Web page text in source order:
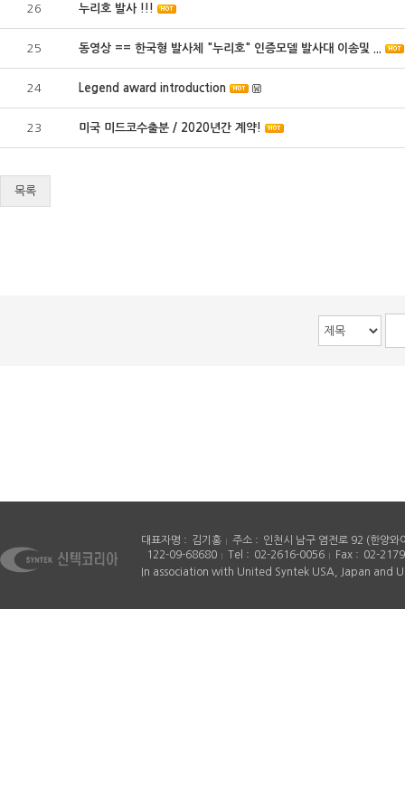
26 누리호 발사 !!!
25 동영상 == 한국형 발사체 "누리호" 인증모델 발사대 이송및 ...
24 Legend award introduction
23 미국 미드코수출분 / 2020년간 계약!
목록
대표자명 김기홍 주소
인천시 남구 염전로 92 (한양와
122-09-68680
Tel 02-2616-0056 Fax
02-
In association with United Syntek USA, Japan and